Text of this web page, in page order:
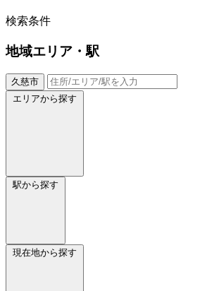
検索条件
地域エリア・駅
久慈市
エリアから探す
駅から探す
現在地から探す